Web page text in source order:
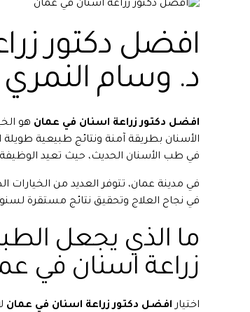
افضل دكتور
د. وسام النمري
افضل دكتور زراعة اسنان في عمان هو
الأسنان بطريقة آمنة ونتائج طبيعية طويلة
في طب الأسنان الحديث، حيث تعيد
في مدينة عمان، تتوفر العديد من الخيارات
في نجاح العلاج وتحقيق نتائج مستقرة
ما الذي يجعل
زراعة اسنان في
اختيار افضل دكتور زراعة اسنان في عمان